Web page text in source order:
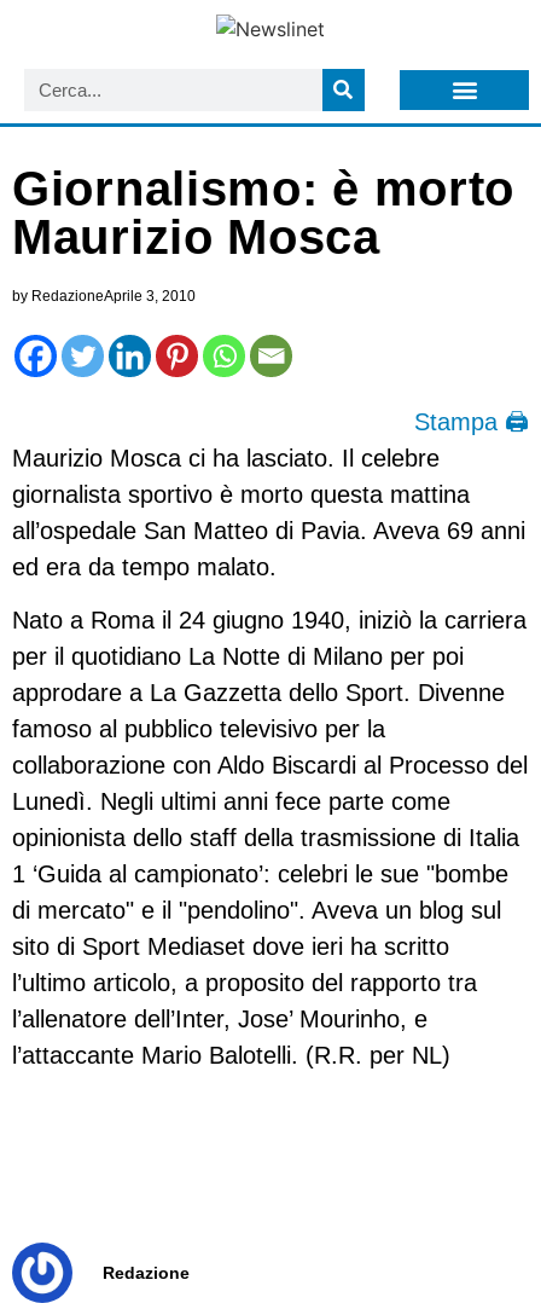
Giornalismo: è morto
Maurizio Mosca
by RedazioneAprile 3, 2010
Stampa 🖨
Maurizio Mosca ci ha lasciato. Il celebre
giornalista sportivo è morto questa mattina
all’ospedale San Matteo di Pavia. Aveva 69 anni
ed era da tempo malato.
Nato a Roma il 24 giugno 1940, iniziò la carriera
per il quotidiano La Notte di Milano per poi
approdare a La Gazzetta dello Sport. Divenne
famoso al pubblico televisivo per la
collaborazione con Aldo Biscardi al Processo del
Lunedì. Negli ultimi anni fece parte come
opinionista dello staff della trasmissione di Italia
1 ‘Guida al campionato’: celebri le sue "bombe
di mercato" e il "pendolino". Aveva un blog sul
sito di Sport Mediaset dove ieri ha scritto
l’ultimo articolo, a proposito del rapporto tra
l’allenatore dell’Inter, Jose’ Mourinho, e
l’attaccante Mario Balotelli. (R.R. per NL)
Redazione